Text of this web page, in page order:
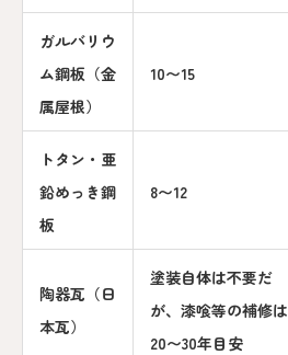
ガルバリウ
ム鋼板（金
属屋根）
10〜15
トタン・亜
鉛めっき鋼
板
8〜12
陶器瓦（日
本瓦）
塗装自体は不要だ
が、漆喰等の補修は
20〜30年目安